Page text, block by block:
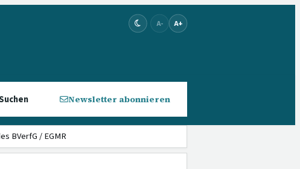
A- A+
Newsletter abonnieren
BVerfG / EGMR